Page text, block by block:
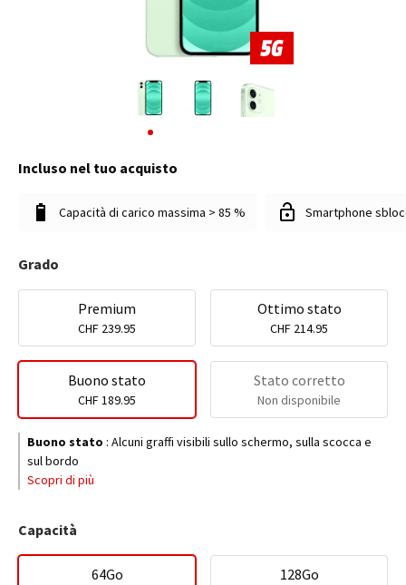
Incluso nel tuo acquisto
Capacità di carico massima > 85 % Smartphone
Grado
Premium
CHF 239.95
Ottimo stato
CHF 214.95
Buono stato
CHF 189.95
Stato corretto
Non disponibile
Buono stato : Alcuni graffi visibili sullo schermo, sulla scocca e
sul bordo
Scopri di più
Capacità
64Go 128Go